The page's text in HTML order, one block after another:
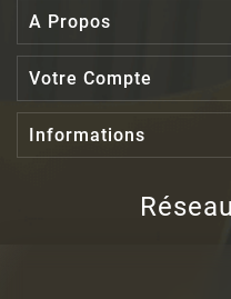
A Propos
Votre Compte
Informations